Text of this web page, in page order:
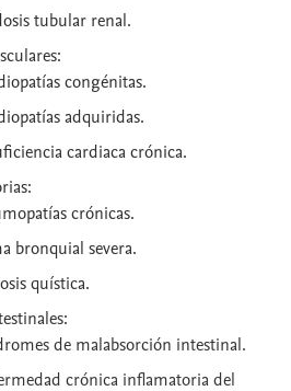
tubular renal.
congénitas.
adquiridas.
cardiaca crónica.
crónicas.
bronquial severa.
quística.
de malabsorción intestinal.
crónica inflamatoria del